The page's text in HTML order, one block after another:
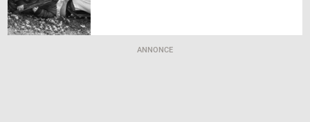
ANNONCE